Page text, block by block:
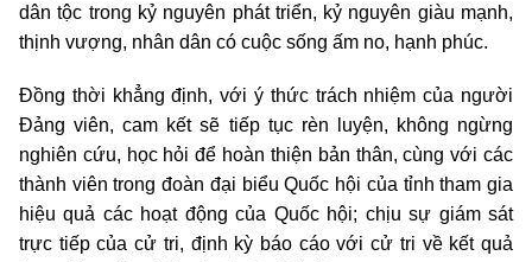
dân tộc trong kỷ nguyên phát triển, kỷ nguyên giàu mạnh,
thịnh vượng, nhân dân có cuộc sống ấm no, hạnh phúc.
Đồng thời khẳng định, với ý thức trách nhiệm của người
Đảng viên, cam kết sẽ tiếp tục rèn luyện, không ngừng
nghiên cứu, học hỏi để hoàn thiện bản thân, cùng với các
thành viên trong đoàn đại biểu Quốc hội của tỉnh tham gia
hiệu quả các hoạt động của Quốc hội; chịu sự giám sát
trực tiếp của cử tri, định kỳ báo cáo với cử tri về kết quả